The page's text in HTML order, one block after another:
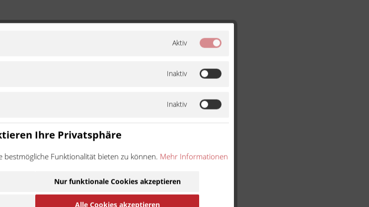
Aktiv
Inaktiv
Inaktiv
Ihre Privatsphäre
bestmögliche Funktionalität bieten zu können. Mehr Informationen
Nur funktionale Cookies akzeptieren
Alle Cookies akzeptieren